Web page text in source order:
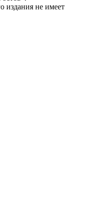
издания не имеет